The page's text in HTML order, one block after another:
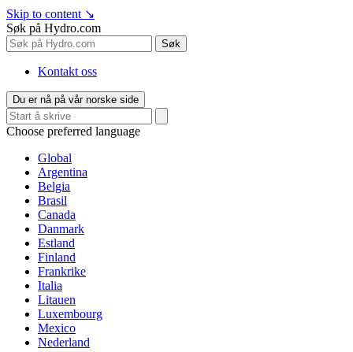
Skip to content ↘
Søk på Hydro.com
Søk
Kontakt oss
Du er nå på vår norske side
Choose preferred language
Global
Argentina
Belgia
Brasil
Canada
Danmark
Estland
Finland
Frankrike
Italia
Litauen
Luxembourg
Mexico
Nederland